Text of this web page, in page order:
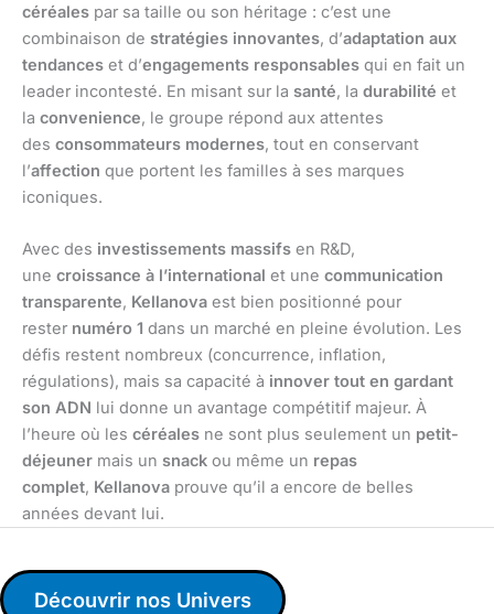
céréales par sa taille ou son héritage : c’est une
combinaison de stratégies innovantes, d’adaptation aux
tendances et d’engagements responsables qui en fait un
leader incontesté. En misant sur la santé, la durabilité et
la convenience, le groupe répond aux attentes
des consommateurs modernes, tout en conservant
l’affection que portent les familles à ses marques
iconiques.
Avec des investissements massifs en R&D,
une croissance à l’international et une communication
transparente, Kellanova est bien positionné pour
rester numéro 1 dans un marché en pleine évolution. Les
défis restent nombreux (concurrence, inflation,
régulations), mais sa capacité à innover tout en gardant
son ADN lui donne un avantage compétitif majeur. À
l’heure où les céréales ne sont plus seulement un petit-
déjeuner mais un snack ou même un repas
complet, Kellanova prouve qu’il a encore de belles
années devant lui.
Découvrir nos Univers